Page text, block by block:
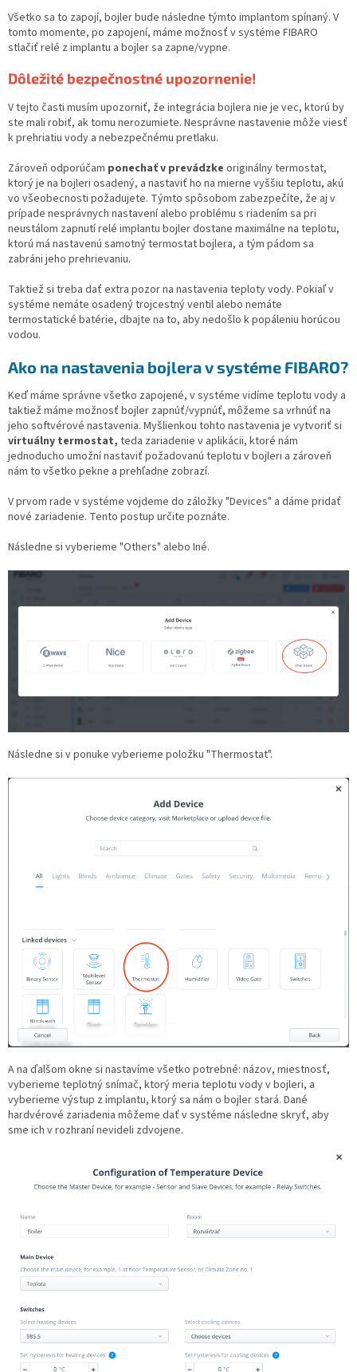
Všetko sa to zapojí, bojler bude následne týmto implantom spínaný. V
tomto momente, po zapojení, máme možnosť v systéme FIBARO
stlačiť relé z implantu a bojler sa zapne/vypne.
Dôležité bezpečnostné upozornenie!
V tejto časti musím upozorniť, že integrácia bojlera nie je vec, ktorú by
ste mali robiť, ak tomu nerozumiete. Nesprávne nastavenie môže viesť
k prehriatiu vody a nebezpečnému pretlaku.
Zároveň odporúčam ponechať v prevádzke originálny termostat,
ktorý je na bojleri osadený, a nastaviť ho na mierne vyššiu teplotu, akú
vo všeobecnosti požadujete. Týmto spôsobom zabezpečíte, že aj v
prípade nesprávnych nastavení alebo problému s riadením sa pri
neustálom zapnutí relé implantu bojler dostane maximálne na teplotu,
ktorú má nastavenú samotný termostat bojlera, a tým pádom sa
zabráni jeho prehrievaniu.
Taktiež si treba dať extra pozor na nastavenia teploty vody. Pokiaľ v
systéme nemáte osadený trojcestný ventil alebo nemáte
termostatické batérie, dbajte na to, aby nedošlo k popáleniu horúcou
vodou.
Ako na nastavenia bojlera v systéme FIBARO?
Keď máme správne všetko zapojené, v systéme vidíme teplotu vody a
taktiež máme možnosť bojler zapnúť/vypnúť, môžeme sa vrhnúť na
jeho softvérové nastavenia. Myšlienkou tohto nastavenia je vytvoriť si
virtuálny termostat, teda zariadenie v aplikácii, ktoré nám
jednoducho umožní nastaviť požadovanú teplotu v bojleri a zároveň
nám to všetko pekne a prehľadne zobrazí.
V prvom rade v systéme vojdeme do záložky "Devices" a dáme pridať
nové zariadenie. Tento postup určite poznáte.
Následne si vyberieme "Others" alebo Iné.
Následne si v ponuke vyberieme položku "Thermostat".
A na ďalšom okne si nastavíme všetko potrebné: názov, miestnosť,
vyberieme teplotný snímač, ktorý meria teplotu vody v bojleri, a
vyberieme výstup z implantu, ktorý sa nám o bojler stará. Dané
hardvérové zariadenia môžeme dať v systéme následne skryť, aby
sme ich v rozhraní nevideli zdvojene.